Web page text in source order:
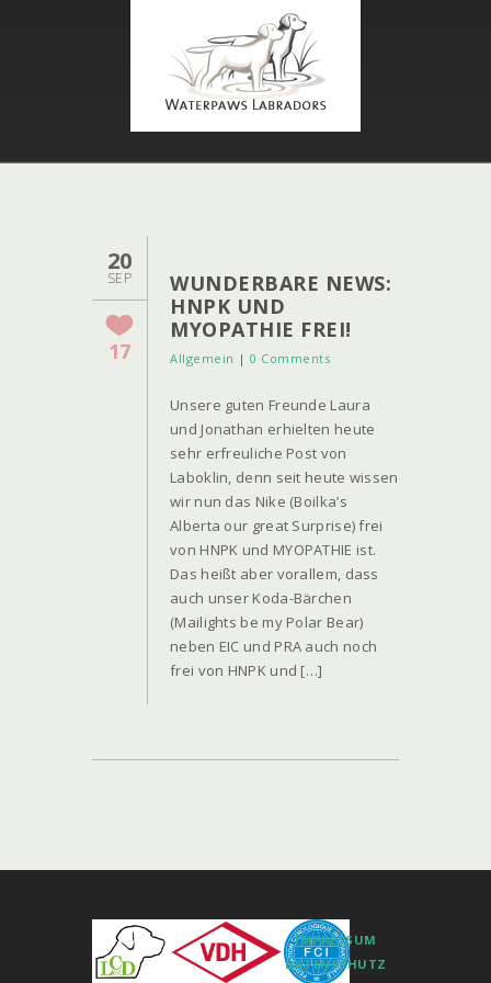
20
SEP
17
WUNDERBARE NEWS:
HNPK UND
MYOPATHIE FREI!
Allgemein | 0 Comments
Unsere guten Freunde Laura
und Jonathan erhielten heute
sehr erfreuliche Post von
Laboklin, denn seit heute wissen
wir nun das Nike (Boilka’s
Alberta our great Surprise) frei
von HNPK und MYOPATHIE ist.
Das heißt aber vorallem, dass
auch unser Koda-Bärchen
(Mailights be my Polar Bear)
neben EIC und PRA auch noch
frei von HNPK und […]
IMPRESSUM
DATENSCHUTZ